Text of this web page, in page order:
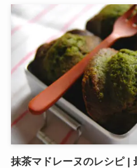
抹茶マドレーヌのレシピ |